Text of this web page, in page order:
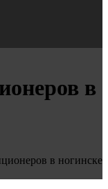
в
в ногинске